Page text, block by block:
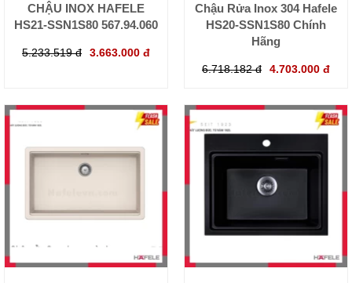
CHẬU INOX HAFELE
HS21-SSN1S80 567.94.060
5.233.519 đ 3.663.000 đ
Chậu Rửa Inox 304 Hafele
HS20-SSN1S80 Chính
Hãng
6.718.182 đ 4.703.000 đ